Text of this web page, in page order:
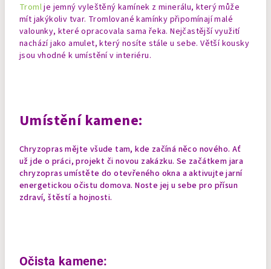
Tromlje jemný vyleštěný kamínek z minerálu, který může
mít jakýkoliv tvar. Tromlované kamínky připomínají malé
valounky, které opracovala sama řeka. Nejčastější využití
nachází jako amulet, který nosíte stále u sebe. Větší kousky
jsou vhodné k umístění v interiéru.
Umístění kamene:
Chryzopras mějte všude tam, kde začíná něco nového. Ať
už jde o práci, projekt či novou zakázku. Se začátkem jara
chryzopras umístěte do otevřeného okna a aktivujte jarní
energetickou očistu domova. Noste jej u sebe pro přísun
zdraví, štěstí a hojnosti.
Očista kamene: